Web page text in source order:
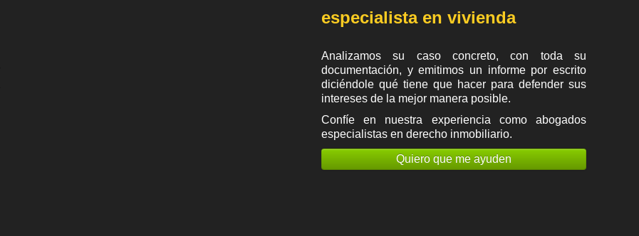
especialista en vivienda
Analizamos su caso concreto, con toda su
documentación, y emitimos un informe por escrito
diciéndole qué tiene que hacer para defender sus
intereses de la mejor manera posible.
Confíe en nuestra experiencia como abogados
especialistas en derecho inmobiliario.
Quiero que me ayuden